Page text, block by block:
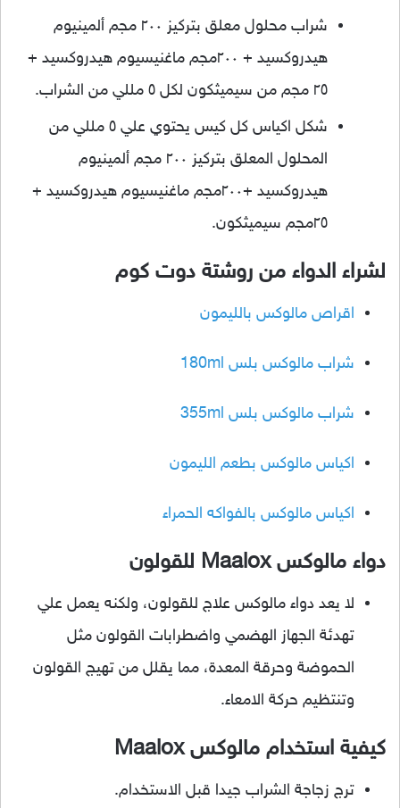
شراب محلول معلق بتركيز ٢٠٠ مجم ألمينيوم
هيدروكسيد + ٢٠٠مجم ماغنيسيوم هيدروكسيد +
٢٥ مجم من سيميثكون لكل ٥ مللي من الشراب.
شكل اكياس كل كيس يحتوي علي ٥ مللي من
المحلول المعلق بتركيز ٢٠٠ مجم ألمينيوم
هيدروكسيد +٢٠٠مجم ماغنيسيوم هيدروكسيد +
٢٥مجم سيميثكون.
لشراء الدواء من روشتة دوت كوم
اقراص مالوكس بالليمون
شراب مالوكس بلس 180ml
شراب مالوكس بلس 355ml
اكياس مالوكس بطعم الليمون
اكياس مالوكس بالفواكه الحمراء
دواء مالوكس Maalox للقولون
لا يعد دواء مالوكس علاج للقولون، ولكنه يعمل علي
تهدئة الجهاز الهضمي واضطرابات القولون مثل
الحموضة وحرقة المعدة، مما يقلل من تهيج القولون
وتنتظيم حركة الامعاء.
كيفية استخدام مالوكس Maalox
ترج زجاجة الشراب جيدا قبل الاستخدام.